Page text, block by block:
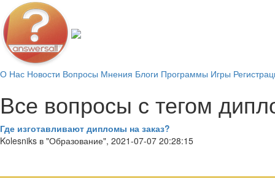
О Нас Новости Вопросы Мнения Блоги Программы Игры
Все вопросы с тегом
Где изготавливают дипломы на заказ?
Kolesniks в "Образование", 2021-07-07 20:28:15